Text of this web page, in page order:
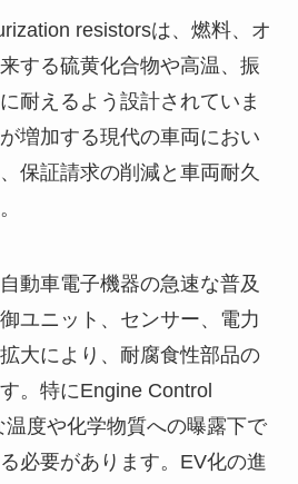
resistorsは、燃料、オ
する硫黄化合物や高温、振
耐えるよう設計されていま
増加する現代の車両におい
保証請求の削減と車両耐久
動車電子機器の急速な普及
ユニット、センサー、電力
大により、耐腐食性部品の
。特にEngine Control
度や化学物質への曝露下で
必要があります。EV化の進